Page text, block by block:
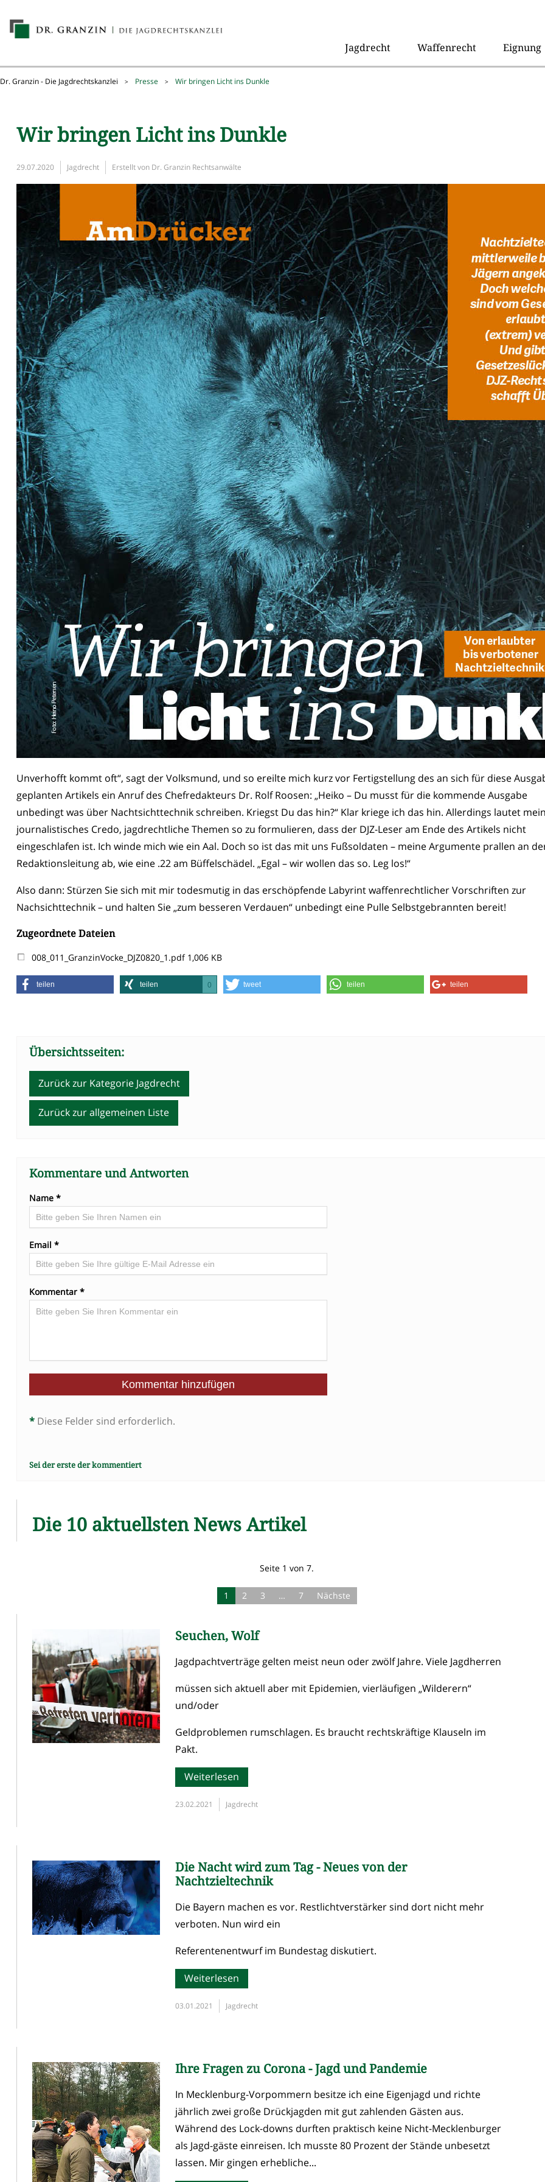
Jagdrecht Waffenrecht Eignung
Dr. Granzin - Die Jagdrechtskanzlei > Presse > Wir bringen Licht ins Dunkle
Wir bringen Licht ins Dunkle
29.07.2020 Jagdrecht Erstellt von Dr. Granzin Rechtsanwälte
Unverhofft kommt oft“, sagt der Volksmund, und so ereilte mich kurz vor Fertigstellung des an sich für diese
geplanten Artikels ein Anruf des Chefredakteurs Dr. Rolf Roosen: „Heiko – Du musst für die kommende Ausgabe
unbedingt was über Nachtsichttechnik schreiben. Kriegst Du das hin?“ Klar kriege ich das hin. Allerdings lautet
journalistisches Credo, jagdrechtliche Themen so zu formulieren, dass der DJZ-Leser am Ende des Artikels nicht
eingeschlafen ist. Ich winde mich wie ein Aal. Doch so ist das mit uns Fußsoldaten – meine Argumente prallen an
Redaktionsleitung ab, wie eine .22 am Büffelschädel. „Egal – wir wollen das so. Leg los!“
Also dann: Stürzen Sie sich mit mir todesmutig in das erschöpfende Labyrint waffenrechtlicher Vorschriften zur
Nachsichttechnik – und halten Sie „zum besseren Verdauen“ unbedingt eine Pulle Selbstgebrannten bereit!
Zugeordnete Dateien
008_011_GranzinVocke_DJZ0820_1.pdf 1,006 KB
teilen teilen 0 tweet teilen teilen
Übersichtsseiten:
Zurück zur Kategorie Jagdrecht
Zurück zur allgemeinen Liste
Kommentare und Antworten
Name *
Email *
Kommentar *
*Diese Felder sind erforderlich.
Sei der erste der kommentiert
Die 10 aktuellsten News Artikel
Seite 1 von 7.
1 2 3 … 7 Nächste
Seuchen, Wolf
Jagdpachtverträge gelten meist neun oder zwölf Jahre. Viele Jagdherren
müssen sich aktuell aber mit Epidemien, vierläufigen „Wilderern“
und/oder
Geldproblemen rumschlagen. Es braucht rechtskräftige Klauseln im
Pakt.
Weiterlesen
23.02.2021 Jagdrecht
Die Nacht wird zum Tag - Neues von der
Nachtzieltechnik
Die Bayern machen es vor. Restlichtverstärker sind dort nicht mehr
verboten. Nun wird ein
Referentenentwurf im Bundestag diskutiert.
Weiterlesen
03.01.2021 Jagdrecht
Ihre Fragen zu Corona - Jagd und Pandemie
In Mecklenburg-Vorpommern besitze ich eine Eigenjagd und richte
jährlich zwei große Drückjagden mit gut zahlenden Gästen aus.
Während des Lock-downs durften praktisch keine Nicht-Mecklenburger
als Jagd-gäste einreisen. Ich musste 80 Prozent der Stände unbesetzt
lassen. Mir gingen erhebliche...